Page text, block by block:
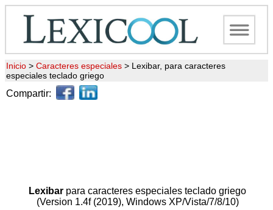
Inicio > Caracteres especiales > Lexibar, para caracteres
especiales teclado griego
Compartir:
Lexibar para caracteres especiales teclado griego
(Version 1.4f (2019), Windows XP/Vista/7/8/10)